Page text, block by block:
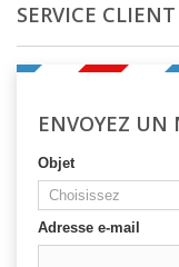
SERVICE
ENVOYEZ UN
Objet
Adresse e-mail